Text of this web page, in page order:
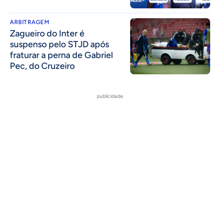
ARBITRAGEM
Zagueiro do Inter é
suspenso pelo STJD após
fraturar a perna de Gabriel
Pec, do Cruzeiro
publicidade